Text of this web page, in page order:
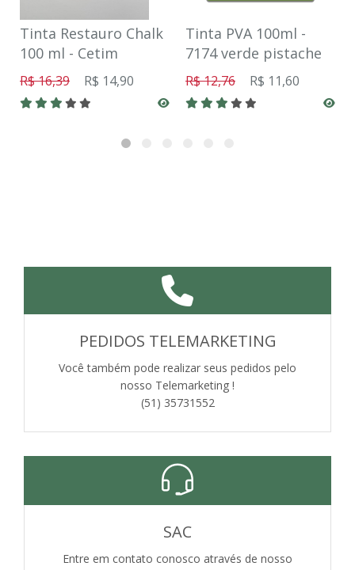
Tinta Restauro Chalk
100 ml - Cetim
R$ 16,39 R$ 14,90
Tinta PVA 100ml -
7174 verde pistache
R$ 12,76 R$ 11,60
PEDIDOS TELEMARKETING
Você também pode realizar seus pedidos pelo
nosso Telemarketing !
(51) 35731552
SAC
Entre em contato conosco através de nosso